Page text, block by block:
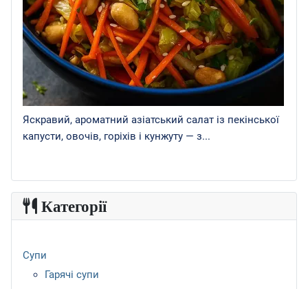
Яскравий, ароматний азіатський салат із пекінської
капусти, овочів, горіхів і кунжуту — з...
Категорії
Супи
Гарячі супи